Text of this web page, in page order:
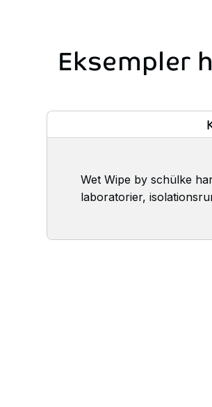
Eksempler
Wet Wipe by schülke
laboratorier,